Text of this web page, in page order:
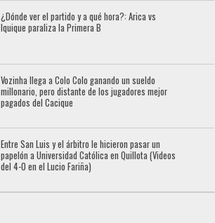
¿Dónde ver el partido y a qué hora?: Arica vs
Iquique paraliza la Primera B
Vozinha llega a Colo Colo ganando un sueldo
millonario, pero distante de los jugadores mejor
pagados del Cacique
Entre San Luis y el árbitro le hicieron pasar un
papelón a Universidad Católica en Quillota (Videos
del 4-0 en el Lucio Fariña)